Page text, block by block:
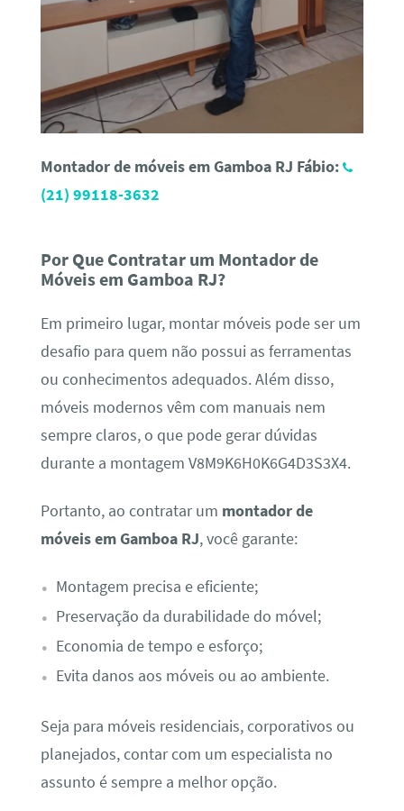
Montador de móveis em Gamboa RJ Fábio:
(21) 99118-3632
Por Que Contratar um Montador de
Móveis em Gamboa RJ?
Em primeiro lugar, montar móveis pode ser um
desafio para quem não possui as ferramentas
ou conhecimentos adequados. Além disso,
móveis modernos vêm com manuais nem
sempre claros, o que pode gerar dúvidas
durante a montagem V8M9K6H0K6G4D3S3X4.
Portanto, ao contratar um montador de
móveis em Gamboa RJ, você garante:
Montagem precisa e eficiente;
Preservação da durabilidade do móvel;
Economia de tempo e esforço;
Evita danos aos móveis ou ao ambiente.
Seja para móveis residenciais, corporativos ou
planejados, contar com um especialista no
assunto é sempre a melhor opção.